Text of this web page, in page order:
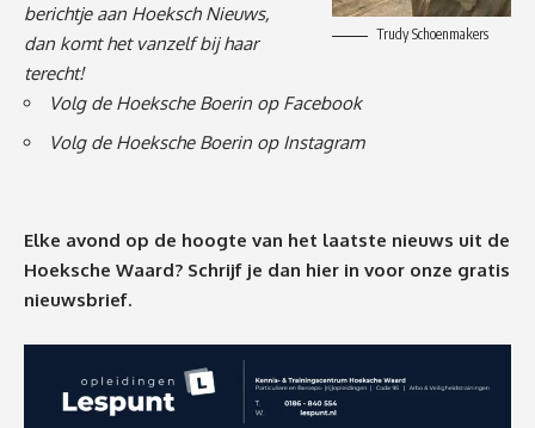
Trudy Schoenmakers
berichtjeaan Hoeksch Nieuws,
dan komt het vanzelf bij haar
terecht!
Volg de Hoeksche Boerin op Facebook
Volg de Hoeksche Boerin op Instagram
Elke avond op de hoogte van het laatste nieuws uit de
Hoeksche Waard? Schrijf je dan hier in voor onze gratis
nieuwsbrief.